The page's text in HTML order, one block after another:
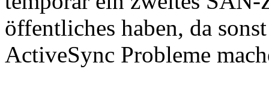
öffentliches haben, da
ActiveSync Probleme